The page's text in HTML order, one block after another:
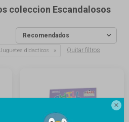

coleccion Escandalosos
Recomendados
Juguetes didacticos Quitar filtros